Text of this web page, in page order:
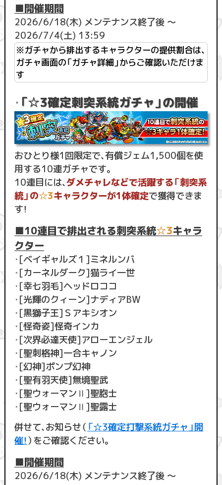
■開催期間
2026/6/18(木) メンテナンス終了後 ～
2026/7/4(土) 13:59
※ガチャから排出するキャラクターの提供割合は、
ガチャ画面の「ガチャ詳細」からご確認いただけま
す
・ 「☆3確定刺突系統ガチャ」の開催
おひとり様1回限定で、有償ジェム1,500個を使
用する10連ガチャです。
10連目には、ダメチャレなどで活躍する「刺突系
統」の☆3キャラクターが1体確定で獲得できま
す！
■10連目で排出される刺突系統☆3キャラ
クター
・[ベイギャルズ１]ミネルンバ
・[カーネルダーク]猫ライ一世
・[幸七羽毛]ヘッドロココ
・[光輝のクィーン]ナディアBW
・[黒獅子王]Ｓアキシオン
・[怪奇姿]怪奇インカ
・[次界必達天使]アローエンジェル
・[聖刺格神]一合キャノン
・[幻神]ポンプ幻神
・[聖有羽天使]無境聖武
・[聖ウォーマンⅡ]聖胞士
・[聖ウォーマンⅡ]聖露士
併せて、お知らせ（ 「☆3確定打撃系統ガチャ」開
催！）をご確認ください。
■開催期間
2026/6/18(木) メンテナンス終了後 ～